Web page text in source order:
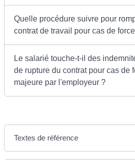
Quelle procédure suivre pour
contrat de travail pour cas de
Le salarié touche-t-il des
de rupture du contrat pour cas de
majeure par l'employeur ?
Textes de référence